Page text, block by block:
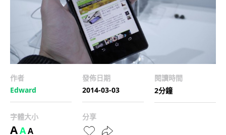
作者
Edward
發佈日期
2014-03-03
閱讀時間
2分鐘
字體大小
AAA
分享